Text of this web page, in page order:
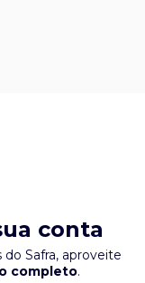
conta
Safra, aproveite
completo.